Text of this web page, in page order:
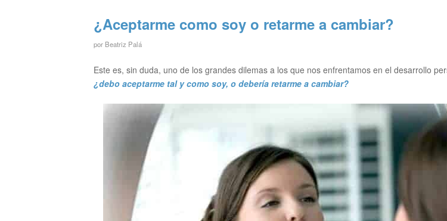
¿Aceptarme como soy o retarme a cambiar?
por Beatriz Palá
Este es, sin duda, uno de los grandes dilemas a los que nos enfrentamos en el desarrollo
¿debo aceptarme tal y como soy, o debería retarme a cambiar?